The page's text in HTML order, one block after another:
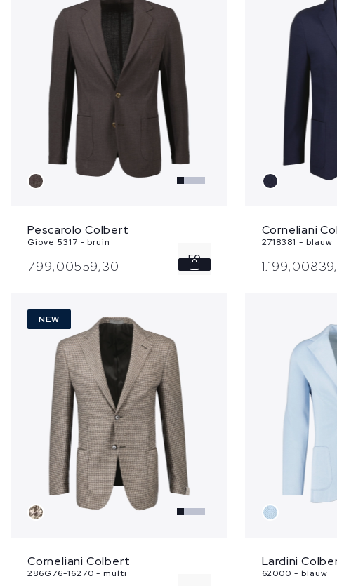
Pescarolo Colbert
Giove 5317 - bruin
799,00559,30 50
Corneliani
2718381 - blauw
1.199,00839,
NEW
Corneliani Colbert
286G76-16270 - multi
Lardini
62000 - blauw